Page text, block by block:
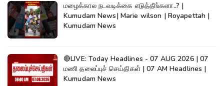
மழைக்கால நடவடிக்கை எடுத்தீங்களா..? |
Kumudam News| Marie wilson | Royapettah |
Kumudam News
🔴LIVE: Today Headlines - 07 AUG 2026 | 07
மணி தலைப்புச் செய்திகள் | 07 AM Headlines |
Kumudam News